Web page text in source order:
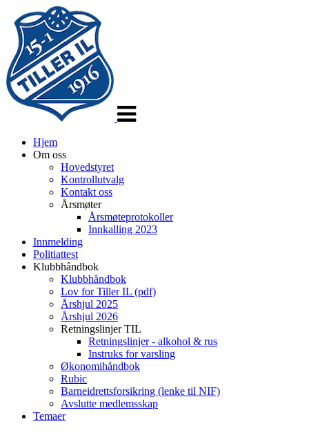
Hjem
Om oss
Hovedstyret
Kontrollutvalg
Kontakt oss
Årsmøter
Årsmøteprotokoller
Innkalling 2023
Innmelding
Politiattest
Klubbhåndbok
Klubbhåndbok
Lov for Tiller IL (pdf)
Årshjul 2025
Årshjul 2026
Retningslinjer TIL
Retningslinjer - alkohol & rus
Instruks for varsling
Økonomihåndbok
Rubic
Barneidrettsforsikring (lenke til NIF)
Avslutte medlemsskap
Temaer